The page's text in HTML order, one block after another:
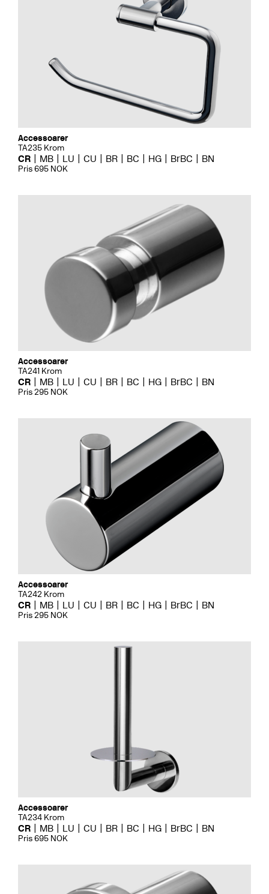
Accessoarer
TA235 Krom
CR MB LU CU BR BC HG BrBC BN
Pris 695 NOK
Accessoarer
TA241 Krom
CR MB LU CU BR BC HG BrBC BN
Pris 295 NOK
Accessoarer
TA242 Krom
CR MB LU CU BR BC HG BrBC BN
Pris 295 NOK
Accessoarer
TA234 Krom
CR MB LU CU BR BC HG BrBC BN
Pris 695 NOK